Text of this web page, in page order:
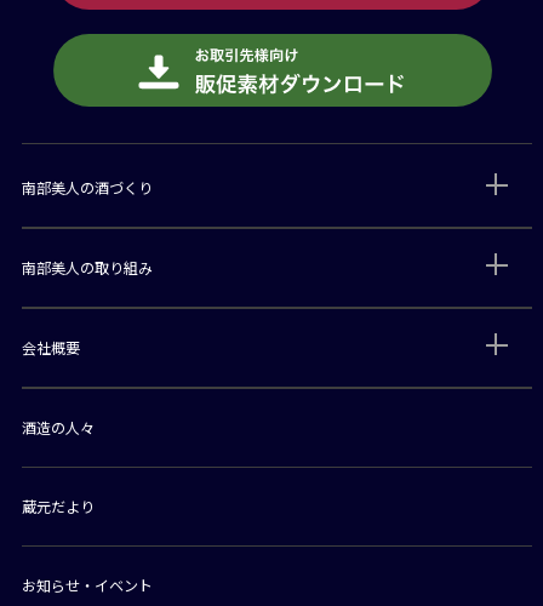
南部美人の酒づくり
南部美人の取り組み
会社概要
酒造の人々
蔵元だより
お知らせ・イベント